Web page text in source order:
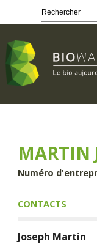
principalMARTIN
Numéro
CONTACTS
Joseph Martin